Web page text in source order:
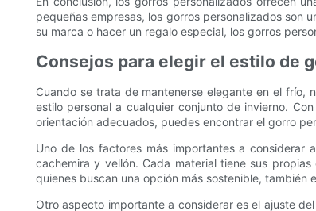
pequeñas empresas, los gorros personalizados son
su marca o hacer un regalo especial, los gorros
Consejos para elegir el estilo de
Cuando se trata de mantenerse elegante en el frío,
estilo personal a cualquier conjunto de invierno.
orientación adecuados, puedes encontrar el gorro
Uno de los factores más importantes a considerar
cachemira y vellón. Cada material tiene sus
quienes buscan una opción más sostenible,
Otro aspecto importante a considerar es el ajuste